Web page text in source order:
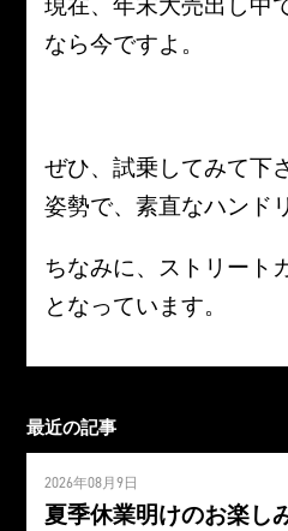
なら今ですよ。
ぜひ、試乗してみて下
姿勢で、素直なハンド
ちなみに、ストリート
となっています。
最近の記事
2026年08月9日
夏季休業明けのお楽し